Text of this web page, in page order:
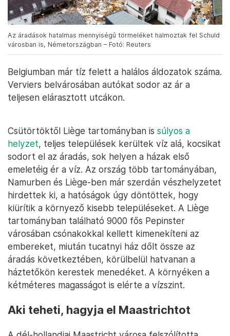
Az áradások hatalmas mennyiségű törmeléket halmoztak fel Schuld
városban is, Németországban – Fotó: Reuters
Belgiumban már tíz felett a halálos áldozatok száma.
Verviers belvárosában autókat sodor az ár a
teljesen elárasztott utcákon.
Csütörtöktől Liège tartományban is súlyos a
helyzet, teljes települések kerültek víz alá, kocsikat
sodort el az áradás, sok helyen a házak első
emeletéig ér a víz. Az ország több tartományában,
Namurben és Liège-ben már szerdán vészhelyzetet
hirdettek ki, a hatóságok úgy döntöttek, hogy
kiürítik a környező kisebb településeket. A Liège
tartományban található 9000 fős Pepinster
városában csónakokkal kellett kimenekíteni az
embereket, miután tucatnyi ház dőlt össze az
áradás következtében, körülbelül hatvanan a
háztetőkön kerestek menedéket. A környéken a
kétméteres magasságot is elérte a vízszint.
Aki teheti, hagyja el Maastrichtot